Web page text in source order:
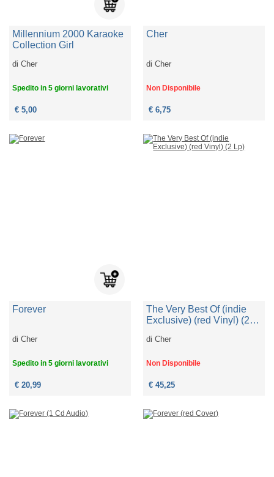
Millennium 2000 Karaoke
Collection Girl
diCher
Spedito in 5 giorni lavorativi
€ 5,00
Cher
diCher
Non Disponibile
€ 6,75
Forever
diCher
Spedito in 5 giorni lavorativi
€ 20,99
The Very Best Of (indie
Exclusive) (red Vinyl) (2
diCher
Non Disponibile
€ 45,25